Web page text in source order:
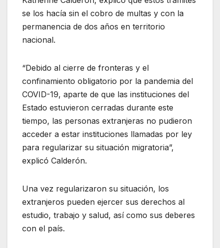
se los hacía sin el cobro de multas y con la
permanencia de dos años en territorio
nacional.
“Debido al cierre de fronteras y el
confinamiento obligatorio por la pandemia del
COVID-19, aparte de que las instituciones del
Estado estuvieron cerradas durante este
tiempo, las personas extranjeras no pudieron
acceder a estar instituciones llamadas por ley
para regularizar su situación migratoria”,
explicó Calderón.
Una vez regularizaron su situación, los
extranjeros pueden ejercer sus derechos al
estudio, trabajo y salud, así como sus deberes
con el país.